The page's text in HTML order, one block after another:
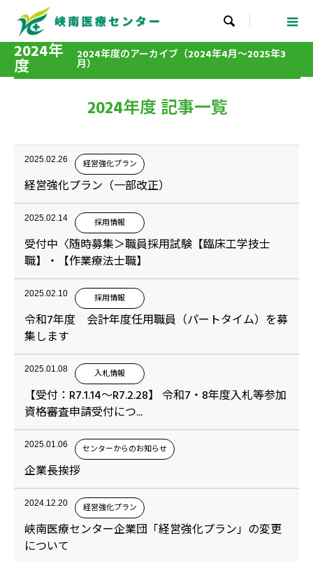

2024年
度
2024年度のアーカイブ（2024年4月～2025年3
月）
2024年度 記事一覧
2025.02.26 経営強化プラン
経営強化プラン（一部改正）
2025.02.14 採用情報
受付中〈随時募集＞職員採用試験【臨床工学技士
職】・【作業療法士職】
2025.02.10 採用情報
令和7年度 会計年度任用職員（パートタイム）を募
集します
2025.01.08 入札情報
【受付：R7.1.14～R7.2.28】 令和7・8年度入札等参加
資格審査申請受付につ...
2025.01.06 センターからのお知らせ
企業長挨拶
2024.12.20 経営強化プラン
峡南医療センター企業団「経営強化プラン」の変更
について